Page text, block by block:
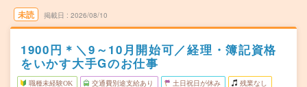
未読 掲載日 2026/08/10
1900円＊＼9～10月開始可／経理・簿記資格
をいかす大手Gのお仕事
職種未経験OK 交通費別途支給あり 土日祝日が休み 残業なし